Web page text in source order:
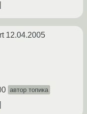
12.04.2005
автор топика